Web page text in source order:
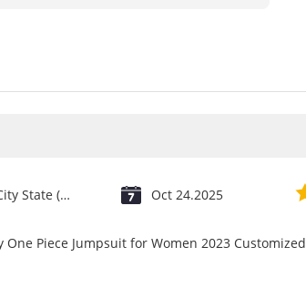
Vatican City State (Holy See) Oct 24.2025
Piece Jumpsuit for Women 2023